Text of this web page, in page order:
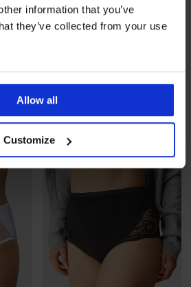
information that you’ve
they’ve collected from your use
Allow all
Customize
Stringi Cynthia
Zniżka
70,79 złPierwotna cena
115,99 zł